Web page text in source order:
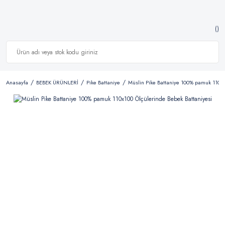
Anasayfa BEBEK ÜRÜNLERİ Pike Battaniye Müslin Pike Battaniye 100% pamuk